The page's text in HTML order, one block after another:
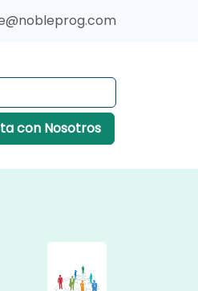
con Nosotros